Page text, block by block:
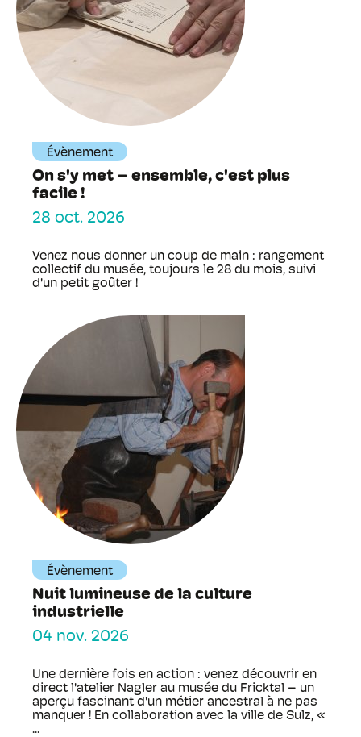
Évènement
On s'y met – ensemble, c'est plus
facile !
28 oct. 2026
Venez nous donner un coup de main : rangement
collectif du musée, toujours le 28 du mois, suivi
d'un petit goûter !
Évènement
Nuit lumineuse de la culture
industrielle
04 nov. 2026
Une dernière fois en action : venez découvrir en
direct l'atelier Nagler au musée du Fricktal – un
aperçu fascinant d'un métier ancestral à ne pas
manquer ! En collaboration avec la ville de Sulz, «
...